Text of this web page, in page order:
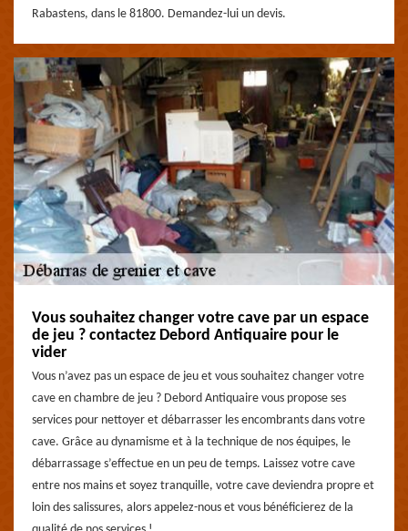
Rabastens, dans le 81800. Demandez-lui un devis.
Vous souhaitez changer votre cave par un espace
de jeu ? contactez Debord Antiquaire pour le
vider
Vous n’avez pas un espace de jeu et vous souhaitez changer votre
cave en chambre de jeu ? Debord Antiquaire vous propose ses
services pour nettoyer et débarrasser les encombrants dans votre
cave. Grâce au dynamisme et à la technique de nos équipes, le
débarrassage s’effectue en un peu de temps. Laissez votre cave
entre nos mains et soyez tranquille, votre cave deviendra propre et
loin des salissures, alors appelez-nous et vous bénéficierez de la